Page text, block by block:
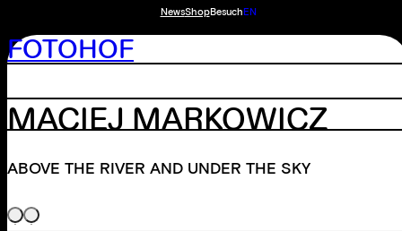
NewsShopBesuchEN
FOTOHOF
MACIEJ MARKOWICZ
ABOVE THE RIVER AND UNDER THE SKY